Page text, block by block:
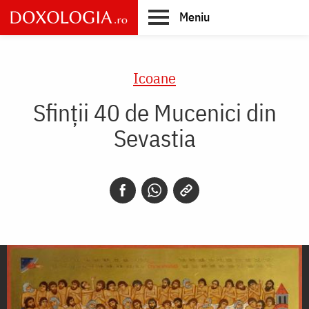
Skip
to
main
Meniu
Icoane
Sfinții 40 de Mucenici din
Sevastia